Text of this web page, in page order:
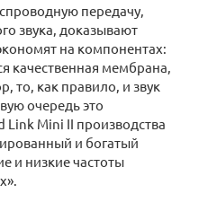
передачу,
звука, доказывают
на компонентах:
качественная мембрана,
то, как правило, и звук
очередь это
Link Mini II производства
и богатый
и низкие частоты